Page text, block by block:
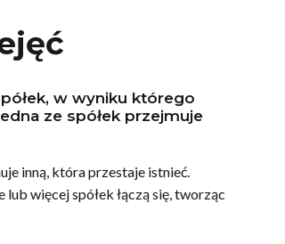
w wyniku którego
ze spółek przejmuje
inną, która przestaje istnieć.
lub więcej spółek łączą się, tworząc